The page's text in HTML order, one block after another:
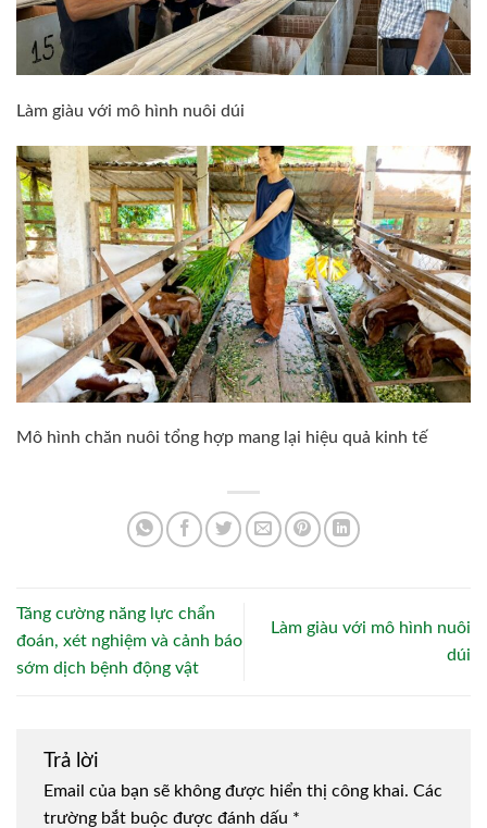
Làm giàu với mô hình nuôi dúi
Mô hình chăn nuôi tổng hợp mang lại hiệu quả kinh tế
Tăng cường năng lực chẩn
đoán, xét nghiệm và cảnh báo
sớm dịch bệnh động vật
Làm giàu với mô hình nuôi
dúi
Trả lời
Email của bạn sẽ không được hiển thị công khai. Các
trường bắt buộc được đánh dấu *